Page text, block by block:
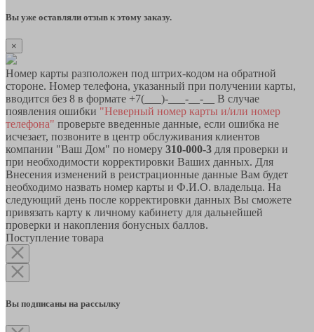
Вы уже оставляли отзыв к этому заказу.
×
Номер карты разположен под штрих-кодом на обратной
стороне. Номер телефона, указанный при получении карты,
вводится без 8 в формате +7(___)-___-__-__ В случае
появления ошибки "Неверный номер карты и/или номер
телефона" проверьте введенные данные, если ошибка не
исчезает, позвоните в центр обслуживания клиентов
компании "Ваш Дом" по номеру 310-000-3 для проверки и
при необходимости корректировки Ваших данных. Для
Внесения изменений в реистрационные данные Вам будет
необходимо назвать номер карты и Ф.И.О. владельца. На
следующий день после корректировки данных Вы сможете
привязать карту к личному кабинету для дальнейшей
проверки и накопления бонусных баллов.
Поступление товара
Вы подписаны на рассылку